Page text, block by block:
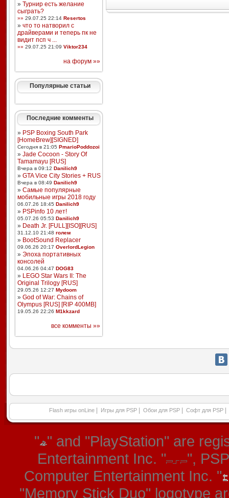
» Турнир есть желание
сыграть?
»» 29.07.25 22:14 Resertos
» что то натворил с
драйверами и теперь пк не
видит псп ч ...
»» 29.07.25 21:09 Viktor234
на форум »»
Популярные статьи
Последние комменты
» PSP Boxing South Park
[HomeBrew][SIGNED]
Сегодня в 21:05 PmarioPoddozoi
» Jade Cocoon - Story Of
Tamamayu [RUS]
Вчера в 09:12 Danilich9
» GTA Vice City Stories + RUS
Вчера в 08:49 Danilich9
» Самые популярные
мобильные игры 2018 году
06.07.26 18:45 Danilich9
» PSPinfo 10 лет!
05.07.26 05:53 Danilich9
» Death Jr. [FULL][ISO][RUS]
31.12.10 21:48 голем
» BootSound Replacer
09.06.26 20:17 OverlordLegion
» Эпоха портативных
консолей
04.06.26 04:47 DOG83
» LEGO Star Wars II: The
Original Trilogy [RUS]
29.05.26 12:27 Mydoom
» God of War: Chains of
Olympus [RUS] [RIP 400MB]
19.05.26 22:26 M1kkzard
все комменты »»
Flash игры onLine Игры для PSP Обои для PSP Софт для PSP
" " and "PlayStation" are
Entertainment Inc. "
",
Computer Entertainment Inc. "
"Memory Stick Duo" logotype